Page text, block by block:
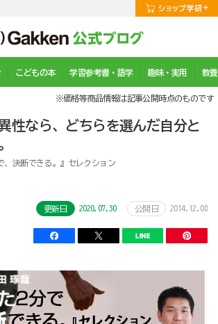
こどもの本 学習参考書・語学 趣味・実用 教
※価格等商品情報は記事公開時点のものです
性なら、どちらを選んだ自分と
、決断できる。』セレクション
更新日 2020.07.30 公開日 2014.12.08